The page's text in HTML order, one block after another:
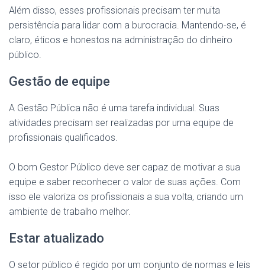
Além disso, esses profissionais precisam ter muita
persistência para lidar com a burocracia. Mantendo-se, é
claro, éticos e honestos na administração do dinheiro
público.
Gestão de equipe
A Gestão Pública não é uma tarefa individual. Suas
atividades precisam ser realizadas por uma equipe de
profissionais qualificados.
O bom Gestor Público deve ser capaz de motivar a sua
equipe e saber reconhecer o valor de suas ações. Com
isso ele valoriza os profissionais a sua volta, criando um
ambiente de trabalho melhor.
Estar atualizado
O setor público é regido por um conjunto de normas e leis